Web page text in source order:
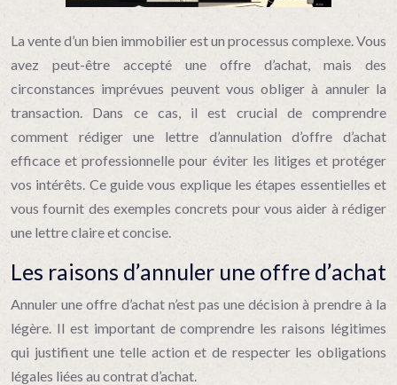
La vente d’un bien immobilier est un processus complexe. Vous
avez peut-être accepté une offre d’achat, mais des
circonstances imprévues peuvent vous obliger à annuler la
transaction. Dans ce cas, il est crucial de comprendre
comment rédiger une lettre d’annulation d’offre d’achat
efficace et professionnelle pour éviter les litiges et protéger
vos intérêts. Ce guide vous explique les étapes essentielles et
vous fournit des exemples concrets pour vous aider à rédiger
une lettre claire et concise.
Les raisons d’annuler une offre d’achat
Annuler une offre d’achat n’est pas une décision à prendre à la
légère. Il est important de comprendre les raisons légitimes
qui justifient une telle action et de respecter les obligations
légales liées au contrat d’achat.